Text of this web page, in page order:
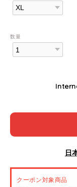
数量
日
クーポン対象商品